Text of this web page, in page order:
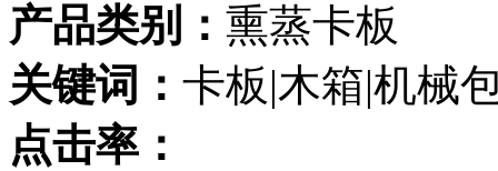
产品类别： 熏蒸卡板
关键词： 卡板|木箱|机械
点击率：